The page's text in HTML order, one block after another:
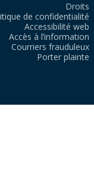
Droits
de confidentialité
Accessibilité web
Accès à l’information
Courriers frauduleux
Porter plainte